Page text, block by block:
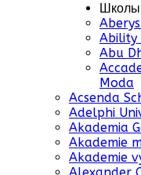
Школы
Ability
Abu
Moda
Acsenda
Adelphi
Akademia
Akademie
Akademie